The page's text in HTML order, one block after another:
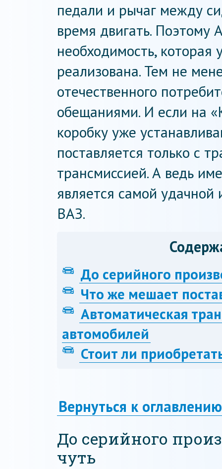
педали и рычаг между
время двигать.
необходимость,
реализована. Тем не
отечественного
обещаниями. И если на
коробку уже
поставляется только с
трансмиссией. А ведь
является самой
ВАЗ.
До серийного
Что же мешает
Автоматическая
автомобилей
Стоит ли
Вернуться к оглавлению
До серийного
чуть